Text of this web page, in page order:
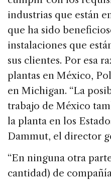
industrias que están
que ha sido
instalaciones que
sus clientes. Por esa
plantas en México,
en Michigan. “La
trabajo de México
la planta en los
Dammut, el director
“En ninguna otra
cantidad) de